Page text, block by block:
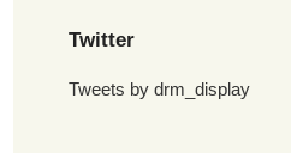
Twitter
Tweets by drm_display